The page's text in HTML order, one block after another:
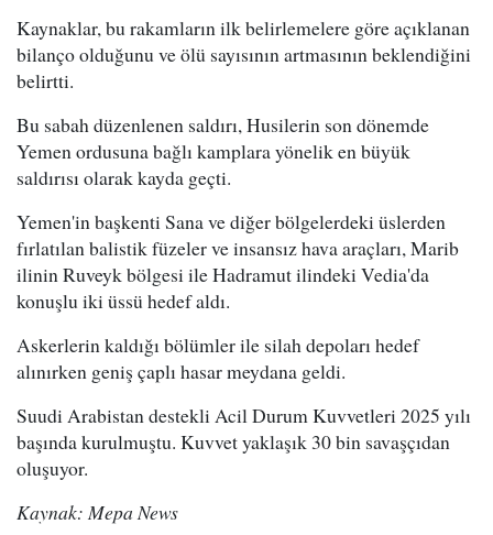
Kaynaklar, bu rakamların ilk belirlemelere göre açıklanan
bilanço olduğunu ve ölü sayısının artmasının beklendiğini
belirtti.
Bu sabah düzenlenen saldırı, Husilerin son dönemde
Yemen ordusuna bağlı kamplara yönelik en büyük
saldırısı olarak kayda geçti.
Yemen'in başkenti Sana ve diğer bölgelerdeki üslerden
fırlatılan balistik füzeler ve insansız hava araçları, Marib
ilinin Ruveyk bölgesi ile Hadramut ilindeki Vedia'da
konuşlu iki üssü hedef aldı.
Askerlerin kaldığı bölümler ile silah depoları hedef
alınırken geniş çaplı hasar meydana geldi.
Suudi Arabistan destekli Acil Durum Kuvvetleri 2025 yılı
başında kurulmuştu. Kuvvet yaklaşık 30 bin savaşçıdan
oluşuyor.
Kaynak: Mepa News